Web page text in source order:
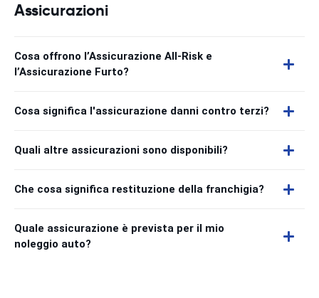
Assicurazioni
Cosa offrono l’Assicurazione All-Risk e
l’Assicurazione Furto?
Cosa significa l'assicurazione danni contro terzi?
Quali altre assicurazioni sono disponibili?
Che cosa significa restituzione della franchigia?
Quale assicurazione è prevista per il mio
noleggio auto?